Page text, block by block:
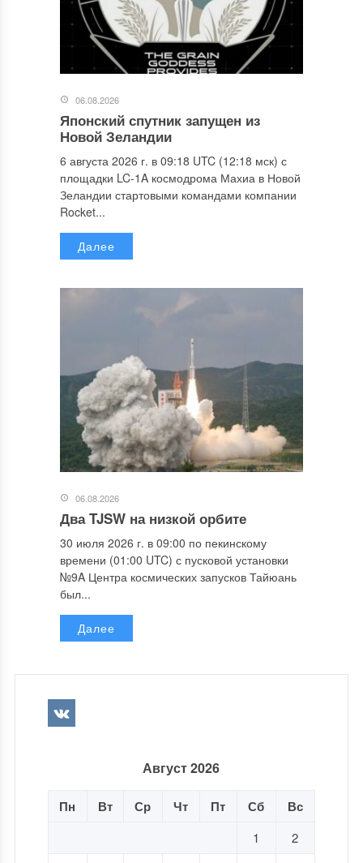
06.08.2026
Японский спутник запущен из
Новой Зеландии
6 августа 2026 г. в 09:18 UTC (12:18 мск) с
площадки LC-1A космодрома Махиа в Новой
Зеландии стартовыми командами компании
Rocket...
Далее
06.08.2026
Два TJSW на низкой орбите
30 июля 2026 г. в 09:00 по пекинскому
времени (01:00 UTC) с пусковой установки
№9A Центра космических запусков Тайюань
был...
Далее
Август 2026
Пн Вт Ср Чт Пт Сб Вс
1
2